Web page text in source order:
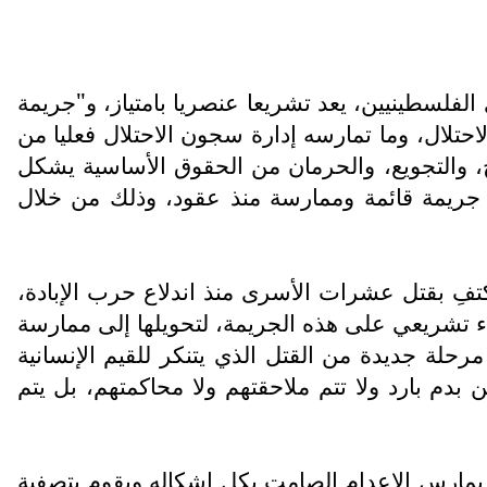
يعد تشريعا عنصريا بامتياز، و"جريمة
وما تمارسه إدارة سجون الاحتلال فعليا من
والحرمان من الحقوق الأساسية يشكل
قائمة وممارسة منذ عقود، وذلك من خلال
بقتل عشرات الأسرى منذ اندلاع حرب الإبادة،
على هذه الجريمة، لتحويلها إلى ممارسة
جديدة من القتل الذي يتنكر للقيم الإنسانية
بارد ولا تتم ملاحقتهم ولا محاكمتهم، بل يتم
يمارس الإعدام الصامت بكل إشكاله ويقوم بتصفية